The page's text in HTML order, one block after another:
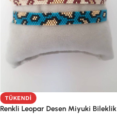
TÜKENDI
Renkli Leopar Desen Miyuki Bileklik